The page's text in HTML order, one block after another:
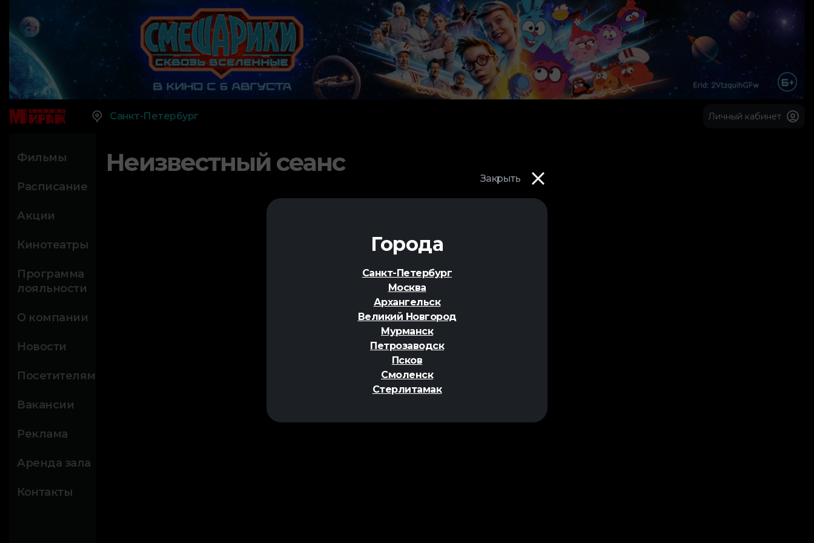
Закрыть
Города
Санкт-Петербург
Москва
Архангельск
Великий Новгород
Мурманск
Петрозаводск
Псков
Смоленск
Стерлитамак
Санкт-Петербург Личный кабинет
Фильмы
Расписание
Акции
Кинотеатры
Программа
лояльности
О компании
Новости
Посетителям
Вакансии
Реклама
Аренда зала
Контакты
Неизвестный сеанс